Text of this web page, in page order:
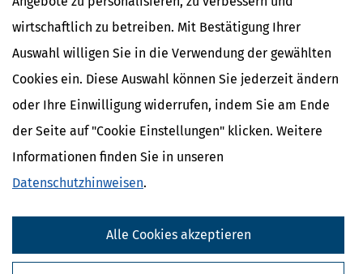
wirtschaftlich zu betreiben. Mit Bestätigung Ihrer
Auswahl willigen Sie in die Verwendung der gewählten
Cookies ein. Diese Auswahl können Sie jederzeit ändern
oder Ihre Einwilligung widerrufen, indem Sie am Ende
der Seite auf "Cookie Einstellungen" klicken. Weitere
Informationen finden Sie in unseren
Datenschutzhinweisen.
Alle Cookies akzeptieren
Kostenlose Steuertipps & News